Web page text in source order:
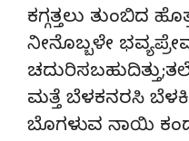
ಕಗ್ಗತ್ತಲು ತುಂಬಿದ
ನೀನೊಬ್ಬಳೇ
ಮತ್ತೆ ಬೆಳಕನರಸಿ
ಬೊಗಳುವ ನಾಯಿ